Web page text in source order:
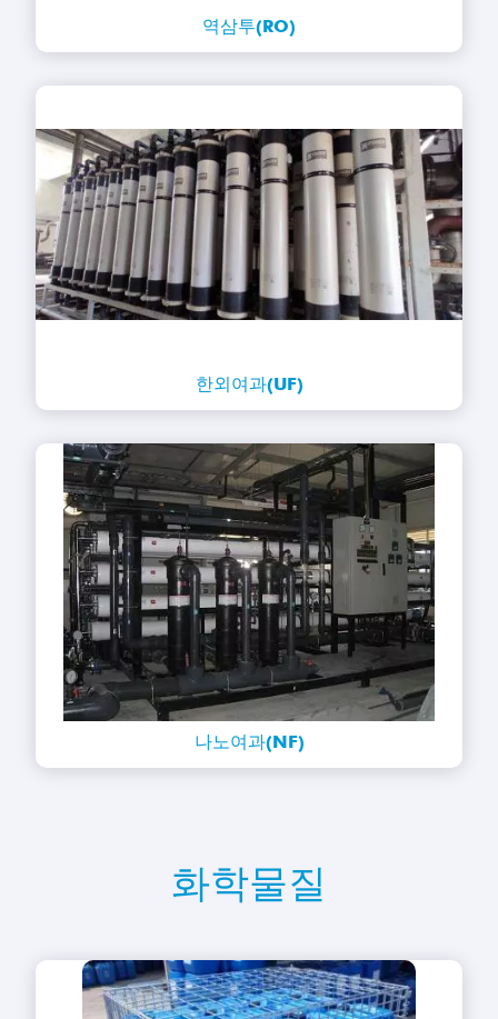
역삼투(RO)
한외여과(UF)
나노여과(NF)
화학물질